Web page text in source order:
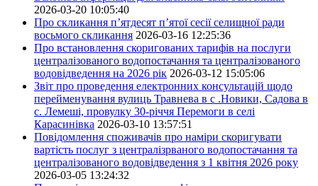
2026-03-20 10:05:40
Про скликання п’ятдесят п’ятої сесії селищної ради
восьмого скликання 2026-03-16 12:25:36
Про встановлення скоригованих тарифів на послуги
централізованого водопостачання та централізованого
водовідведення на 2026 рік 2026-03-12 15:05:06
Звіт про проведення електронних консультацій щодо
перейменування вулиць Травнева в с .Новики, Садова в
с. Лемеші, провулку 30-річчя Перемоги в селі
Карасинівка 2026-03-10 13:57:51
Повідомлення споживачів про наміри скоригувати
вартість послуг з централізрваного водопостачання та
централізованого водовідведення з 1 квітня 2026 року
2026-03-05 13:24:32